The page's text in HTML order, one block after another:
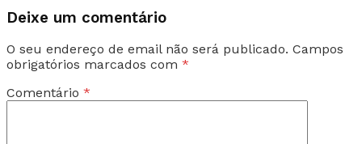
Deixe um comentário
O seu endereço de email não será publicado. Campos
obrigatórios marcados com *
Comentário *